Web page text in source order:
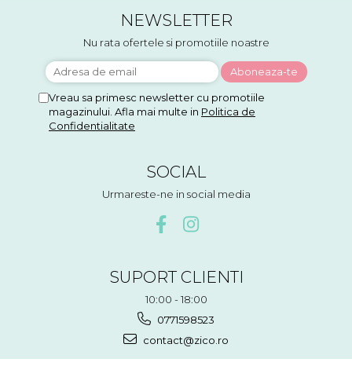
NEWSLETTER
Nu rata ofertele si promotiile noastre
Vreau sa primesc newsletter cu promotiile
magazinului. Afla mai multe in Politica de
Confidentialitate
SOCIAL
Urmareste-ne in social media
SUPORT CLIENTI
10:00 - 18:00
0771598523
contact@zico.ro